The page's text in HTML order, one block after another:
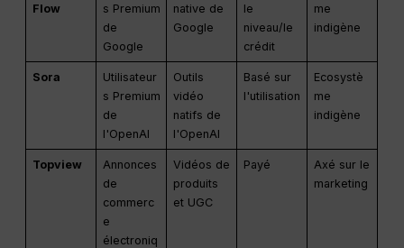
Flow
s Premium
de
Google
native de
Google
le
niveau/le
crédit
me
indigène
Sora
Utilisateur
s Premium
de
l'OpenAI
Outils
vidéo
natifs de
l'OpenAI
Basé sur
l'utilisation
Ecosystè
me
indigène
Topview
Annonces
de
commerc
e
électroniq
Vidéos de
produits
et UGC
Payé
Axé sur le
marketing